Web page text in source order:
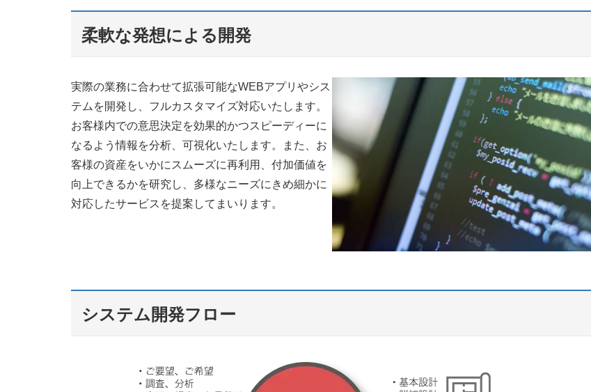
柔軟な発想による開発
実際の業務に合わせて拡張可能なWEBアプリやシス
テムを開発し、フルカスタマイズ対応いたします。
お客様内での意思決定を効果的かつスピーディーに
なるよう情報を分析、可視化いたします。また、お
客様の資産をいかにスムーズに再利用、付加価値を
向上できるかを研究し、多様なニーズにきめ細かに
対応したサービスを提案してまいります。
システム開発フロー